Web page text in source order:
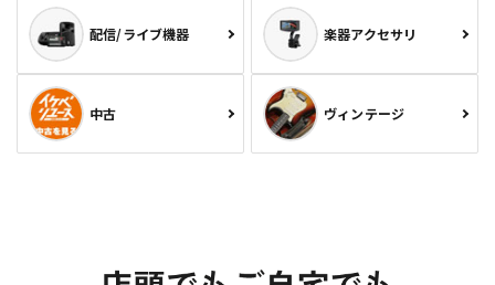
配信/ライブ機器 楽器アクセサリ
中古 ヴィンテージ